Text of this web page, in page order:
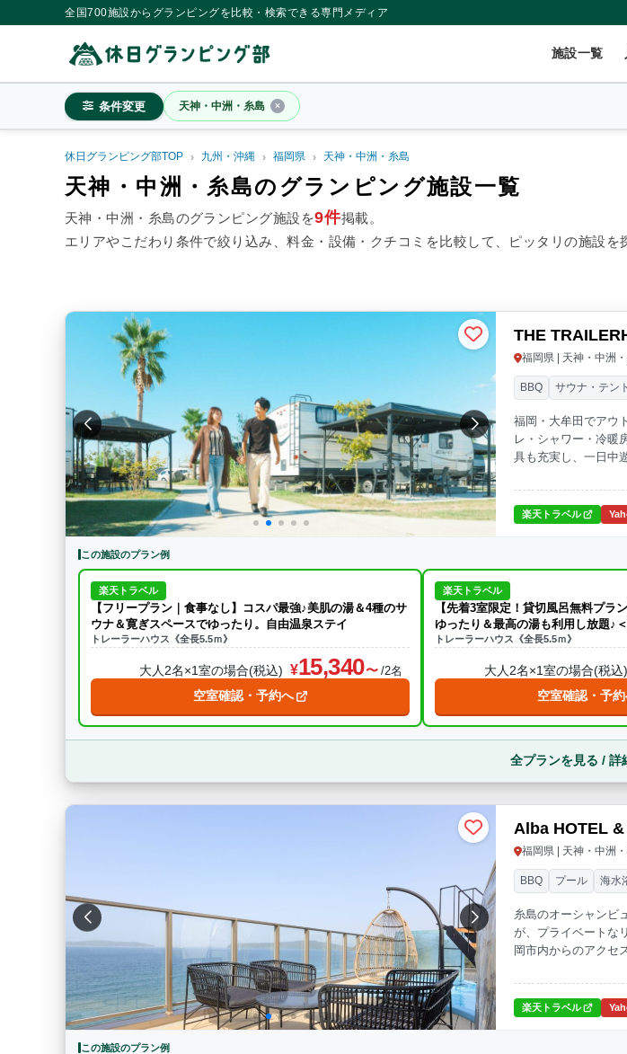
全国700施設からグランピングを比較・検索できる専門メディア
施設一覧
条件変更 天神・中洲・糸島
天神・中洲・糸島
シチュエーション
大人数(グループ)
ドームテント コットンテント コテージ・ロッジ バンガロー
特徴・アクティビティ
BBQ サウナ・テントサウナ 焚火・キャンプファイヤー 手
駅から徒歩15分以内 駅から送迎あり
休日グランピング部TOP 九州・沖縄 福岡県 天神・中洲・糸島
天神・中洲・糸島のグランピング施設一覧
天神・中洲・糸島のグランピング施設を9件掲載。
エリアやこだわり条件で絞り込み、料金・設備・クチコミを比較して、ピッタリの施設を
THE
福岡県 | 天神・中洲
福岡・大牟田でアウ
レ・シャワー・冷暖
具も充実し、一日中
BBQ サウナ・テン
楽天トラベル
この施設のプラン例
楽天トラベル
【フリープラン｜食事なし】コスパ最強♪美肌の湯＆4種のサ
ウナ＆寛ぎスペースでゆったり。自由温泉ステイ
トレーラーハウス《全長5.5ｍ》
大人2名×1室の場合(税込) 15,340 /2名
空室確認・予約へ
楽天トラベル
【先着3室限定！貸切風呂無料プラ
ゆったり＆最高の湯も利用し放題♪
トレーラーハウス《全長5.5ｍ》
大人2名×1室の場合(税込)
空室確認・予
全プランを見る / 詳
Alba HOTEL
福岡県 | 天神・中洲
糸島のオーシャンビ
が、プライベートな
岡市内からのアクセ
BBQ プール 海水
楽天トラベル
この施設のプラン例